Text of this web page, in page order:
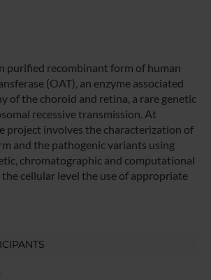
purified recombinant form of human
(OAT), an enzyme associated
of the choroid and retina, a rare genetic
recessive transmission. At
project involves the characterization of
and the pathogenic variants using
chromatographic and computational
cellular level the use of appropriate